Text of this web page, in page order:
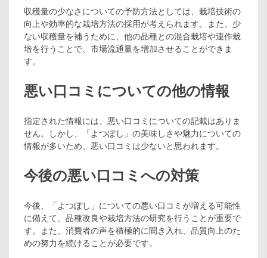
収穫量の少なさについての予防方法としては、栽培技術の
向上や効率的な栽培方法の採用が考えられます。また、少
ない収穫量を補うために、他の品種との混合栽培や連作栽
培を行うことで、市場流通量を増加させることができま
す。
悪い口コミについての他の情報
指定された情報には、悪い口コミについての記載はありま
せん。しかし、「よつぼし」の美味しさや魅力についての
情報が多いため、悪い口コミは少ないと思われます。
今後の悪い口コミへの対策
今後、「よつぼし」についての悪い口コミが増える可能性
に備えて、品種改良や栽培方法の研究を行うことが重要で
す。また、消費者の声を積極的に聞き入れ、品質向上のた
めの努力を続けることが必要です。